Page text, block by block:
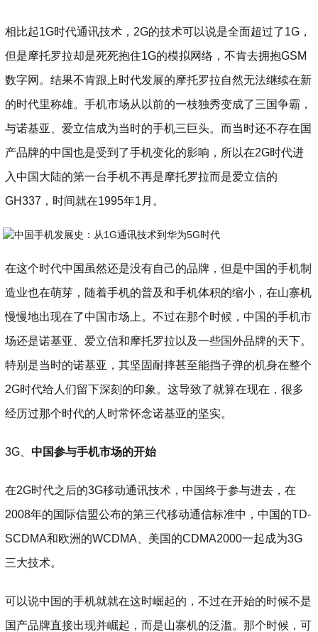
相比起1G时代通讯技术，2G的技术可以说是全面超过了1G，
但是摩托罗拉却是死死抱住1G的模拟网络，不肯去拥抱GSM
数字网。结果不肯跟上时代发展的摩托罗拉自然无法继续在新
的时代里称雄。手机市场从以前的一枝独秀变成了三国争霸，
与诺基亚、爱立信成为当时的手机三巨头。而当时还不存在国
产品牌的中国也是受到了手机变化的影响，所以在2G时代进
入中国大陆的第一台手机不再是摩托罗拉而是爱立信的
GH337，时间就在1995年1月。
在这个时代中国虽然还是没有自己的品牌，但是中国的手机制
造业也在萌芽，随着手机的普及和手机体积的缩小，在山寨机
慢慢地出现在了中国市场上。不过在那个时候，中国的手机市
场还是诺基亚、爱立信和摩托罗拉以及一些国外品牌的天下。
特别是当时的诺基亚，其坚固耐摔甚至能挡子弹的机身在整个
2G时代给人们留下深刻的印象。这导致了就算在现在，很多
经历过那个时代的人时常怀念诺基亚的坚实。
3G、中国参与手机市场的开始
在2G时代之后的3G移动通讯技术，中国终于参与进去，在
2008年的国际信盟公布的第三代移动通信标准中，中国的TD-
SCDMA和欧洲的WCDMA、美国的CDMA2000一起成为3G
三大技术。
可以说中国的手机就就在这时崛起的，不过在开始的时候不是
国产品牌直接出现并崛起，而是山寨机的泛滥。那个时候，可